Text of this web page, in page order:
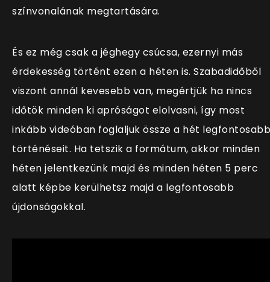
színvonalának megtartására.
És ez még csak a jéghegy csúcsa, ezernyi más
érdekesség történt ezen a héten is. Szabadidőből
viszont annál kevesebb van, megértjük ha nincs
időtök minden ki apróságot elolvasni, így most
inkább videóban foglaljuk össze a hét legfontosabb
történéseit. Ha tetszik a formátum, akkor minden
héten jelentkezünk majd és minden héten 5 perc
alatt képbe kerülhetsz majd a legfontosabb
újdonságokkal.